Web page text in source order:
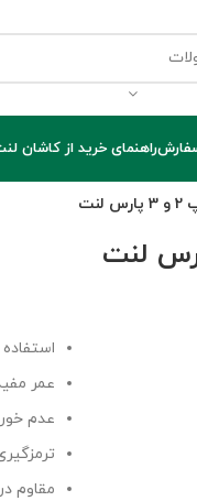
راهنمای خرید از کاشان
عمر
عدم
مقاوم